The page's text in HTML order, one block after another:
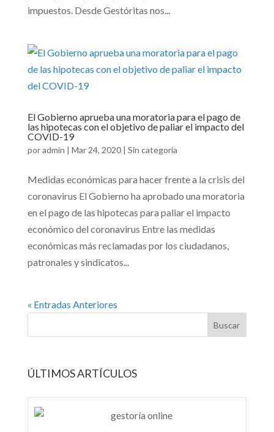
impuestos. Desde Gestóritas nos...
El Gobierno aprueba una moratoria para el pago de
las hipotecas con el objetivo de paliar el impacto del
COVID-19
poradmin | Mar 24, 2020| Sin categoría
Medidas económicas para hacer frente a la crisis del
coronavirus El Gobierno ha aprobado una moratoria
en el pago de las hipotecas para paliar el impacto
económico del coronavirus Entre las medidas
económicas más reclamadas por los ciudadanos,
patronales y sindicatos...
« Entradas Anteriores
ÚLTIMOS ARTÍCULOS